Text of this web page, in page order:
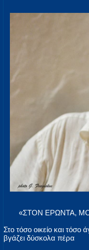
«ΣΤΟΝ ΕΡΩΝΤΑ,
Στο τόσο οικείο και
βγάζει δύσκολα πέρα